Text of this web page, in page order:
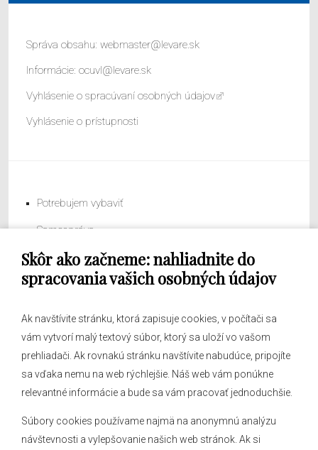
Skôr ako začneme: nahliadnite do
spracovania vašich osobných údajov
Ak navštívite stránku, ktorá zapisuje cookies, v počítači sa
vám vytvorí malý textový súbor, ktorý sa uloží vo vašom
prehliadači. Ak rovnakú stránku navštívite nabudúce, pripojíte
sa vďaka nemu na web rýchlejšie. Náš web vám ponúkne
relevantné informácie a bude sa vám pracovať jednoduchšie.
Súbory cookies používame najmä na anonymnú analýzu
návštevnosti a vylepšovanie našich web stránok. Ak si
Správa obsahu: webmaster@levare.sk
Informácie: ocuvl@levare.sk
Vyhlásenie o spracúvaní osobných údajov
Vyhlásenie o prístupnosti
Potrebujem vybaviť
Samospráva
Obecný úrad
O obci
Hlásenia obecného rozhlasu